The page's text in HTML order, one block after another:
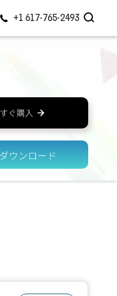
+1 617-765-2493